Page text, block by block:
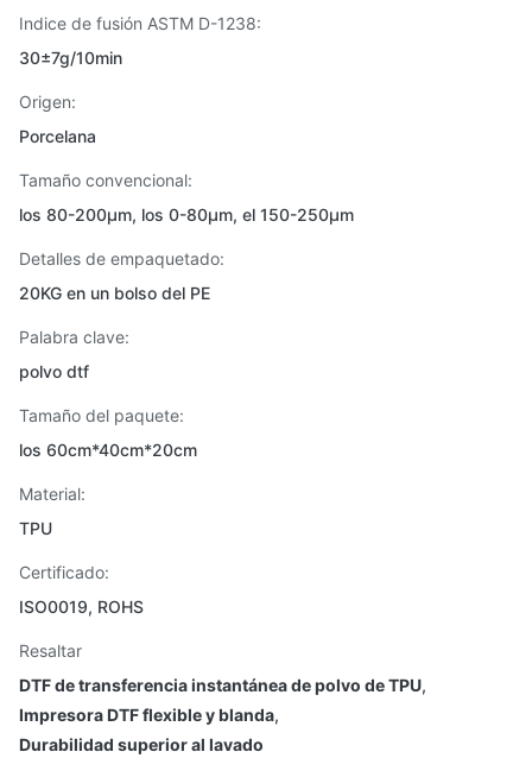
Indice de fusión ASTM D-1238:
30±7g/10min
Origen:
Porcelana
Tamaño convencional:
los 80-200µm, los 0-80µm, el 150-250µm
Detalles de empaquetado:
20KG en un bolso del PE
Palabra clave:
polvo dtf
Tamaño del paquete:
los 60cm*40cm*20cm
Material:
TPU
Certificado:
ISO0019, ROHS
Resaltar
DTF de transferencia instantánea de polvo de TPU,
Impresora DTF flexible y blanda,
Durabilidad superior al lavado